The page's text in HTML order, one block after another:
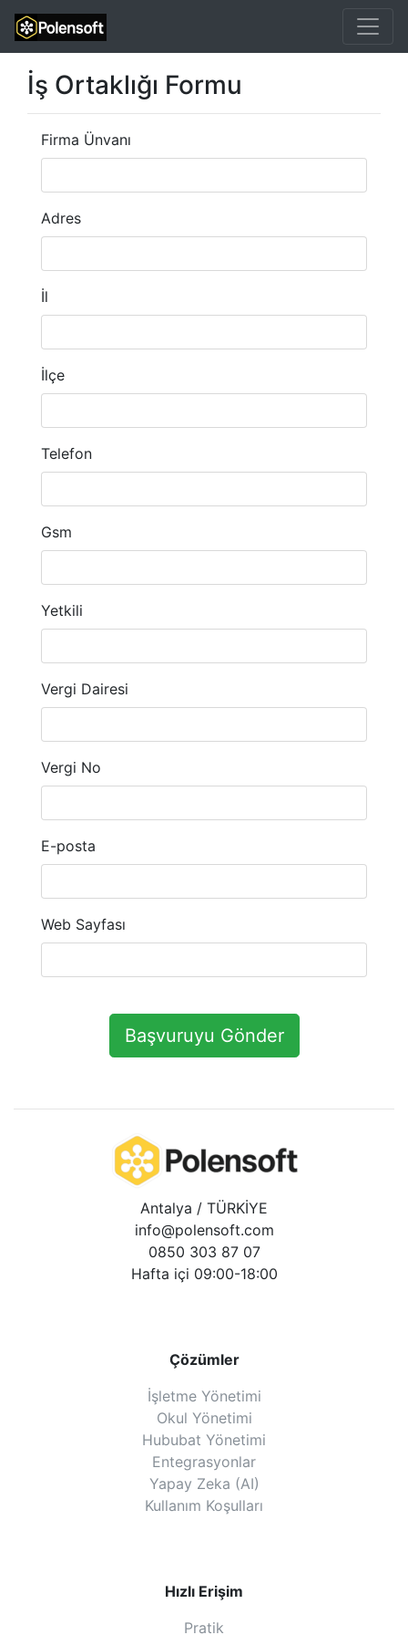
İş Ortaklığı Formu
Firma Ünvanı
Adres
İl
İlçe
Telefon
Gsm
Yetkili
Vergi Dairesi
Vergi No
E-posta
Web Sayfası
Başvuruyu Gönder
Antalya / TÜRKİYE
info@polensoft.com
0850 303 87 07
Hafta içi 09:00-18:00
Çözümler
İşletme Yönetimi
Okul Yönetimi
Hububat Yönetimi
Entegrasyonlar
Yapay Zeka (AI)
Kullanım Koşulları
Hızlı Erişim
Pratik